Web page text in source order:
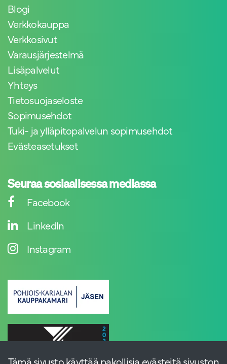
Tämä sivusto käyttää pakollisia evästeitä sivuston
Blogi
Verkkokauppa
Verkkosivut
Varausjärjestelmä
Lisäpalvelut
Yhteys
Tietosuojaseloste
Sopimusehdot
Tuki- ja ylläpitopalvelun sopimusehdot
Evästeasetukset
Seuraa sosiaalisessa mediassa
Facebook
LinkedIn
Instagram